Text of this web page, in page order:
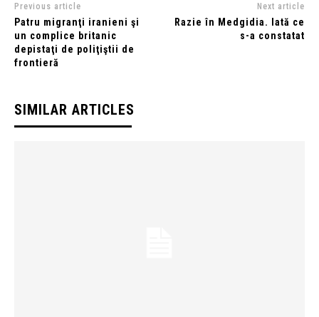
Previous article
Patru migranţi iranieni şi
un complice britanic
depistaţi de poliţiştii de
frontieră
Next article
Razie în Medgidia. Iată ce
s-a constatat
SIMILAR ARTICLES